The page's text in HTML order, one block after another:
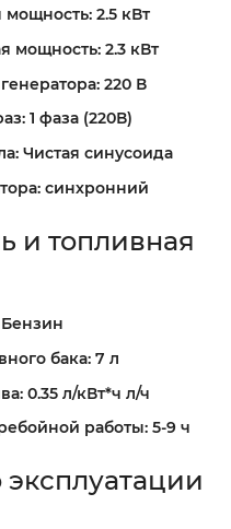
мощность: 2.5 кВт
мощность: 2.3 кВт
220 В
1 фаза (220В)
Чистая синусоида
синхронний
и топливная
Бензин
бака: 7 л
0.35 л/кВт*ч л/ч
работы: 5-9 ч